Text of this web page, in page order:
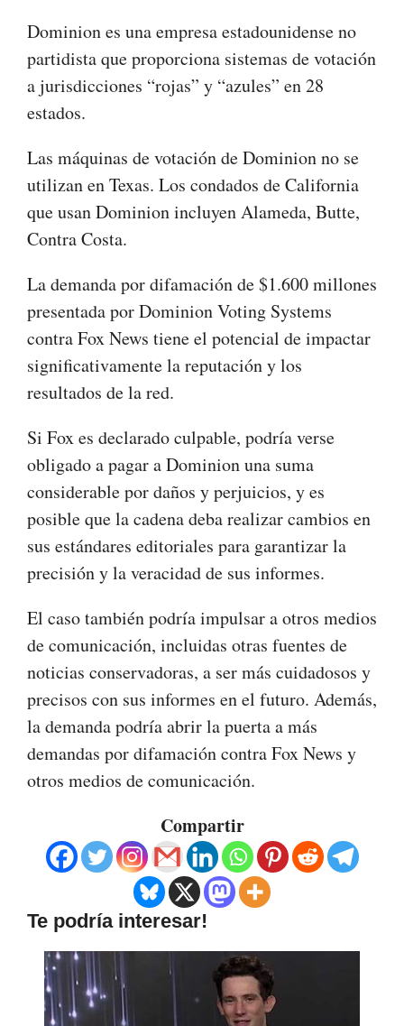
Dominion es una empresa estadounidense no
partidista que proporciona sistemas de votación
a jurisdicciones “rojas” y “azules” en 28
estados.
Las máquinas de votación de Dominion no se
utilizan en Texas. Los condados de California
que usan Dominion incluyen Alameda, Butte,
Contra Costa.
La demanda por difamación de $1.600 millones
presentada por Dominion Voting Systems
contra Fox News tiene el potencial de impactar
significativamente la reputación y los
resultados de la red.
Si Fox es declarado culpable, podría verse
obligado a pagar a Dominion una suma
considerable por daños y perjuicios, y es
posible que la cadena deba realizar cambios en
sus estándares editoriales para garantizar la
precisión y la veracidad de sus informes.
El caso también podría impulsar a otros medios
de comunicación, incluidas otras fuentes de
noticias conservadoras, a ser más cuidadosos y
precisos con sus informes en el futuro. Además,
la demanda podría abrir la puerta a más
demandas por difamación contra Fox News y
otros medios de comunicación.
Compartir
Te podría interesar!